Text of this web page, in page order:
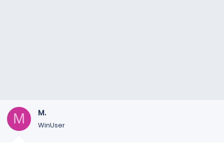
M M.
WinUser